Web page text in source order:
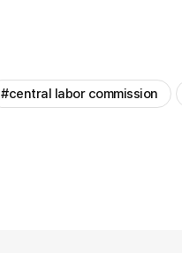
#central labor commission